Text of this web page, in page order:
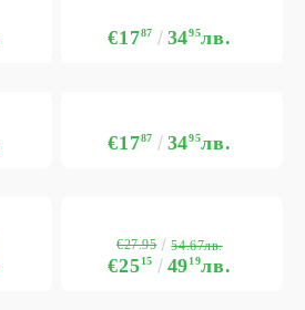
€1787 3495лв.
€1787 3495лв.
€2515 4919лв.
€27.95 54.67лв.